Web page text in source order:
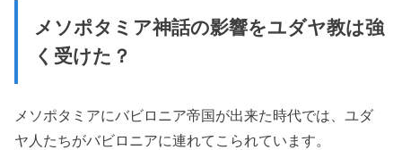
メソポタミア神話の影響をユダヤ教は強
く受けた？
メソポタミアにバビロニア帝国が出来た時代では、ユダ
ヤ人たちがバビロニアに連れてこられています。